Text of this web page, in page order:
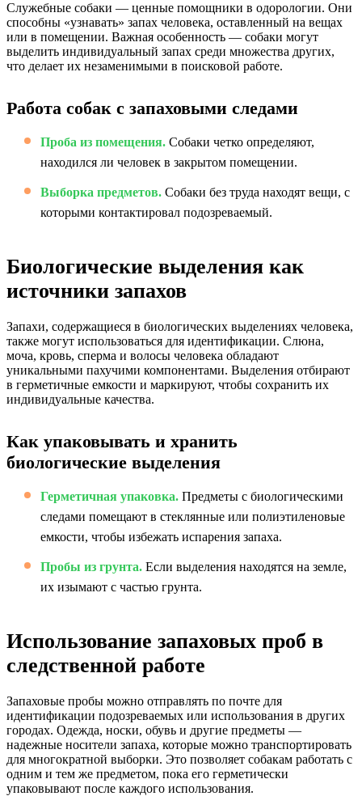
Служебные собаки — ценные помощники в одорологии. Они
способны «узнавать» запах человека, оставленный на вещах
или в помещении. Важная особенность — собаки могут
выделить индивидуальный запах среди множества других,
что делает их незаменимыми в поисковой работе.
Работа собак с запаховыми следами
Проба из помещения. Собаки четко определяют,
находился ли человек в закрытом помещении.
Выборка предметов. Собаки без труда находят вещи, с
которыми контактировал подозреваемый.
Биологические выделения как
источники запахов
Запахи, содержащиеся в биологических выделениях человека,
также могут использоваться для идентификации. Слюна,
моча, кровь, сперма и волосы человека обладают
уникальными пахучими компонентами. Выделения отбирают
в герметичные емкости и маркируют, чтобы сохранить их
индивидуальные качества.
Как упаковывать и хранить
биологические выделения
Герметичная упаковка. Предметы с биологическими
следами помещают в стеклянные или полиэтиленовые
емкости, чтобы избежать испарения запаха.
Пробы из грунта. Если выделения находятся на земле,
их изымают с частью грунта.
Использование запаховых проб в
следственной работе
Запаховые пробы можно отправлять по почте для
идентификации подозреваемых или использования в других
городах. Одежда, носки, обувь и другие предметы —
надежные носители запаха, которые можно транспортировать
для многократной выборки. Это позволяет собакам работать с
одним и тем же предметом, пока его герметически
упаковывают после каждого использования.